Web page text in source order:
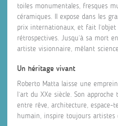
toiles monumentales, fresques
céramiques. Il expose dans les
prix internationaux, et fait l’objet
rétrospectives. Jusqu’à sa mort
artiste visionnaire, mêlant
Un héritage vivant
Roberto Matta laisse une
l’art du XXe siècle. Son
entre rêve, architecture, espace-
humain, inspire toujours artistes